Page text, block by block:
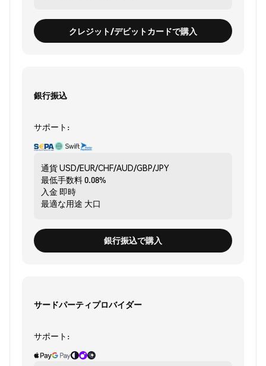
クレジット/デビットカードで購入
銀行振込
サポート:
通貨USD/EUR/CHF/AUD/GBP/JPY
最低手数料0.08%
入金 即時
最適な用途 大口
銀行振込で購入
サードパーティプロバイダー
サポート: